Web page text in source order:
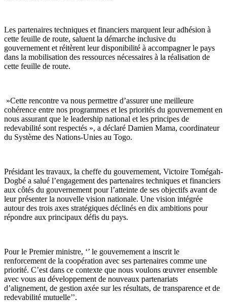
Les partenaires techniques et financiers marquent leur adhésion à
cette feuille de route, saluent la démarche inclusive du
gouvernement et réitèrent leur disponibilité à accompagner le pays
dans la mobilisation des ressources nécessaires à la réalisation de
cette feuille de route.
»Cette rencontre va nous permettre d’assurer une meilleure
cohérence entre nos programmes et les priorités du gouvernement en
nous assurant que le leadership national et les principes de
redevabilité sont respectés », a déclaré Damien Mama, coordinateur
du Système des Nations-Unies au Togo.
Présidant les travaux, la cheffe du gouvernement, Victoire Tomégah-
Dogbé a salué l’engagement des partenaires techniques et financiers
aux côtés du gouvernement pour l’atteinte de ses objectifs avant de
leur présenter la nouvelle vision nationale. Une vision intégrée
autour des trois axes stratégiques déclinés en dix ambitions pour
répondre aux principaux défis du pays.
Pour le Premier ministre, ‘’ le gouvernement a inscrit le
renforcement de la coopération avec ses partenaires comme une
priorité. C’est dans ce contexte que nous voulons œuvrer ensemble
avec vous au développement de nouveaux partenariats
d’alignement, de gestion axée sur les résultats, de transparence et de
redevabilité mutuelle’’.